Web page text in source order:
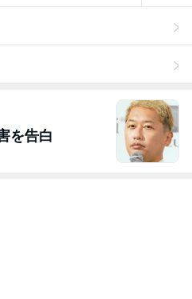
を告白